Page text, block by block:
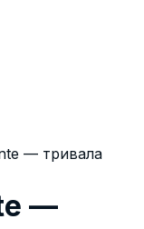
— тривала
—